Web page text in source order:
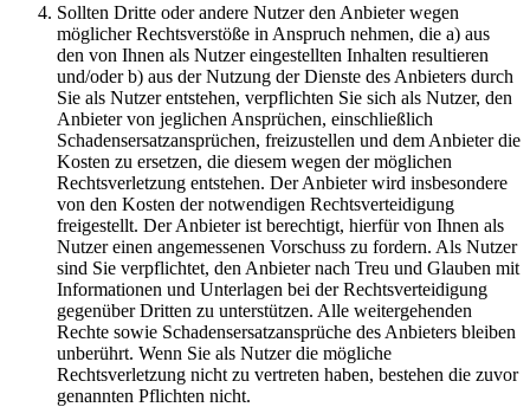
Sollten Dritte oder andere Nutzer den Anbieter wegen
möglicher Rechtsverstöße in Anspruch nehmen, die a) aus
den von Ihnen als Nutzer eingestellten Inhalten resultieren
und/oder b) aus der Nutzung der Dienste des Anbieters durch
Sie als Nutzer entstehen, verpflichten Sie sich als Nutzer, den
Anbieter von jeglichen Ansprüchen, einschließlich
Schadensersatzansprüchen, freizustellen und dem Anbieter die
Kosten zu ersetzen, die diesem wegen der möglichen
Rechtsverletzung entstehen. Der Anbieter wird insbesondere
von den Kosten der notwendigen Rechtsverteidigung
freigestellt. Der Anbieter ist berechtigt, hierfür von Ihnen als
Nutzer einen angemessenen Vorschuss zu fordern. Als Nutzer
sind Sie verpflichtet, den Anbieter nach Treu und Glauben mit
Informationen und Unterlagen bei der Rechtsverteidigung
gegenüber Dritten zu unterstützen. Alle weitergehenden
Rechte sowie Schadensersatzansprüche des Anbieters bleiben
unberührt. Wenn Sie als Nutzer die mögliche
Rechtsverletzung nicht zu vertreten haben, bestehen die zuvor
genannten Pflichten nicht.